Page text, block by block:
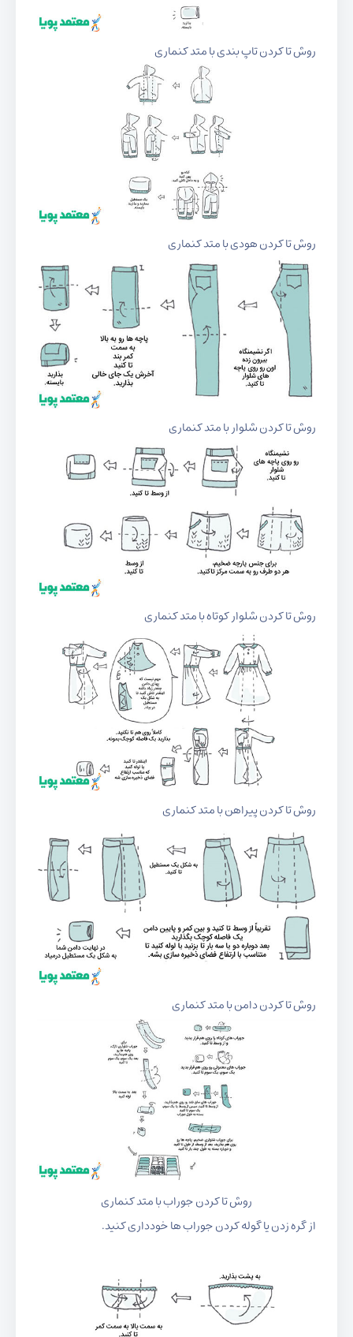
روش تا کردن تاپ بندی با متد کنماری
روش تا کردن هودی با متد کنماری
روش تا کردن شلوار با متد کنماری
روش تا کردن شلوار کوتاه با متد کنماری
روش تا کردن پیراهن با متد کنماری
روش تا کردن دامن با متد کنماری
روش تا کردن جوراب با متد کنماری
از گره زدن یا گوله کردن جوراب ها خودداری کنید.